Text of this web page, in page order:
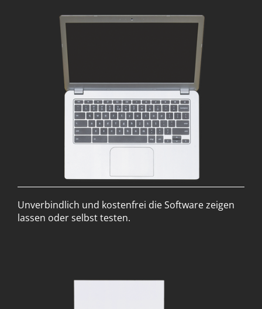
Unverbindlich und kostenfrei die Software zeigen
lassen oder selbst testen.